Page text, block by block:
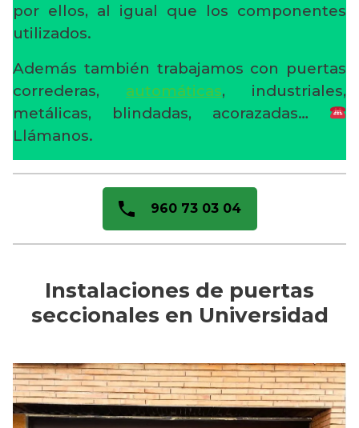
por ellos, al igual que los componentes
utilizados.
Además también trabajamos con puertas
correderas, automáticas, industriales,
metálicas, blindadas, acorazadas…
Llámanos.
960 73 03 04
Instalaciones de puertas
seccionales en Universidad